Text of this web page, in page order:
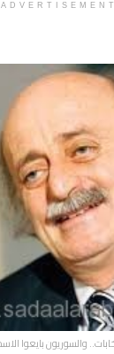
ADVERTISEMENT